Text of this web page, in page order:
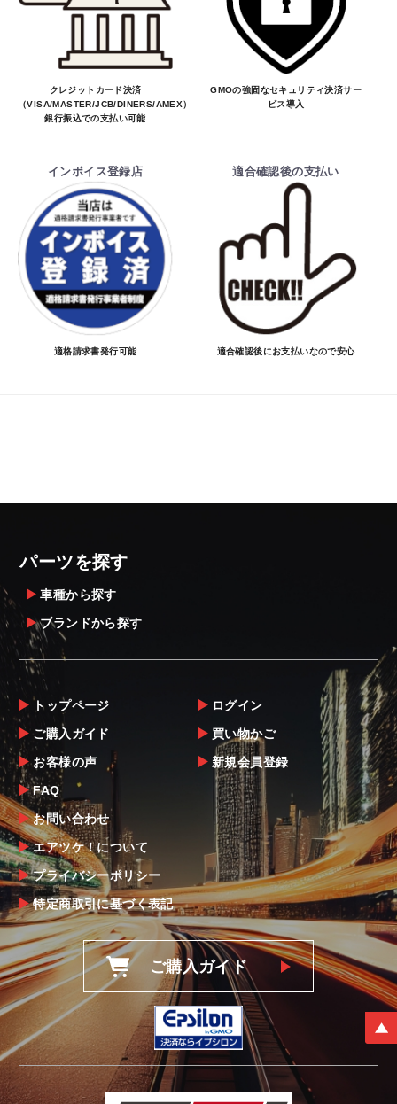
クレジットカード決済
（VISA/MASTER/JCB/DINERS/AMEX）、
銀行振込での支払い可能
GMOの強固なセキュリティ決済サー
ビス導入
インボイス登録店
適格請求書発行可能
適合確認後の支払い
適合確認後にお支払いなので安心
パーツを探す
車種から探す
ブランドから探す
トップページ
ご購入ガイド
お客様の声
FAQ
お問い合わせ
エアツケ！について
プライバシーポリシー
特定商取引に基づく表記
ログイン
買い物かご
新規会員登録
ご購入ガイド